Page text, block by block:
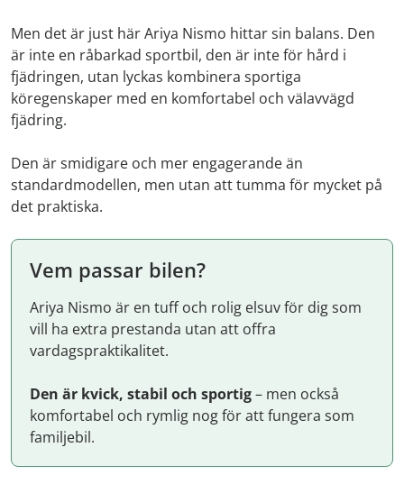
Men det är just här Ariya Nismo hittar sin balans. Den
är inte en råbarkad sportbil, den är inte för hård i
fjädringen, utan lyckas kombinera sportiga
köregenskaper med en komfortabel och välavvägd
fjädring.
Den är smidigare och mer engagerande än
standardmodellen, men utan att tumma för mycket på
det praktiska.
Vem passar bilen?
Ariya Nismo är en tuff och rolig elsuv för dig som
vill ha extra prestanda utan att offra
vardagspraktikalitet.
Den är kvick, stabil och sportig– men också
komfortabel och rymlig nog för att fungera som
familjebil.